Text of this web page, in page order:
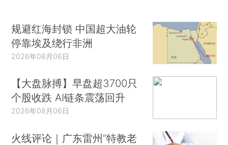
规避红海封锁 中国超大油轮
停靠埃及绕行非洲
2026年08月06日
【大盘脉搏】早盘超3700只
个股收跌 AI链条震荡回升
2026年08月06日
火线评论｜广东雷州“特教老